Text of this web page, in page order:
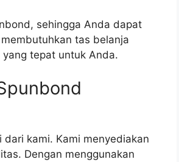
sehingga Anda dapat
tas belanja
tepat untuk Anda.
kami. Kami menyediakan
Dengan menggunakan